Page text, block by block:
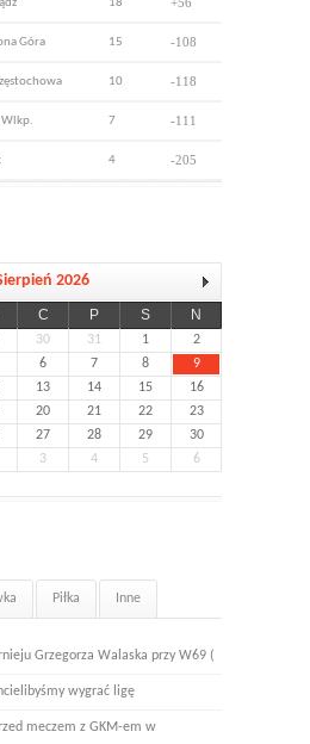
18 +56
Góra 15 -108
10 -118
Wlkp. 7 -111
4 -205
2026
C P S N
30 31 1
2
6 7 8
9
13 14 15
16
20 21 22
23
27 28 29
30
3 4 5 6
Piłka Inne
Grzegorza Walaska przy W69 (
wygrać ligę
meczem z GKM-em w